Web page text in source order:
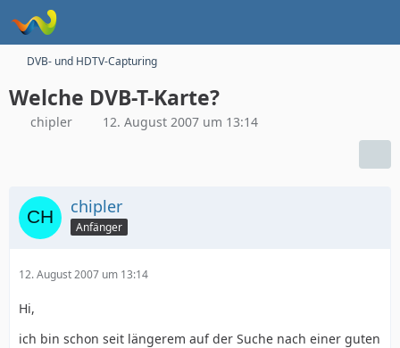
DVB- und HDTV-Capturing
Welche DVB-T-Karte?
chipler 12. August 2007 um 13:14
chipler
Anfänger
12. August 2007 um 13:14
Hi,
ich bin schon seit längerem auf der Suche nach einer guten